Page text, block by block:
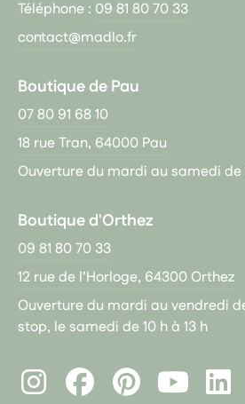
Téléphone : 09 81 80 70 33
contact@madlo.fr
Boutique de Pau
07 80 91 68 10
18 rue Tran, 64000 Pau
Ouverture du mardi au samedi de
Boutique d'Orthez
09 81 80 70 33
12 rue de l’Horloge, 64300 Orthez
Ouverture du mardi au vendredi
stop, le samedi de 10 h à 13 h
InstagramFacebookPinterest